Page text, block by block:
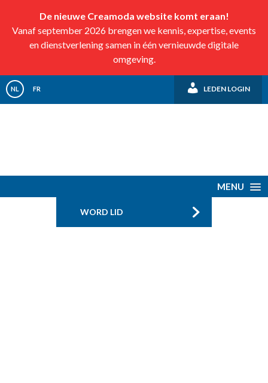
De nieuwe Creamoda website komt eraan!
Vanaf september 2026 brengen we kennis, expertise, events
en dienstverlening samen in één vernieuwde digitale
omgeving.
NL FR LEDEN LOGIN
MENU
WORD LID